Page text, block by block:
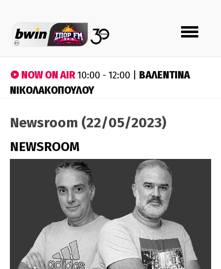
Toggle
navigation
NOW ON AIR10:00 - 12:00 | ΒΑΛΕΝΤΙΝΑ
ΝΙΚΟΛΑΚΟΠΟΥΛΟΥ
Newsroom (22/05/2023)
NEWSROOM